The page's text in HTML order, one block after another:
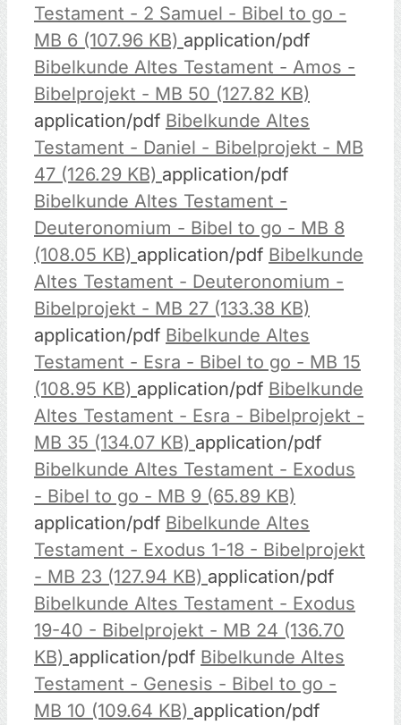
Testament - 2 Samuel - Bibel to go -
MB 6 (107.96 KB) application/pdf
Bibelkunde Altes Testament - Amos -
Bibelprojekt - MB 50 (127.82 KB)
application/pdf Bibelkunde Altes
Testament - Daniel - Bibelprojekt - MB
47 (126.29 KB) application/pdf
Bibelkunde Altes Testament -
Deuteronomium - Bibel to go - MB 8
(108.05 KB) application/pdf Bibelkunde
Altes Testament - Deuteronomium -
Bibelprojekt - MB 27 (133.38 KB)
application/pdf Bibelkunde Altes
Testament - Esra - Bibel to go - MB 15
(108.95 KB) application/pdf Bibelkunde
Altes Testament - Esra - Bibelprojekt -
MB 35 (134.07 KB) application/pdf
Bibelkunde Altes Testament - Exodus
- Bibel to go - MB 9 (65.89 KB)
application/pdf Bibelkunde Altes
Testament - Exodus 1-18 - Bibelprojekt
- MB 23 (127.94 KB) application/pdf
Bibelkunde Altes Testament - Exodus
19-40 - Bibelprojekt - MB 24 (136.70
KB) application/pdf Bibelkunde Altes
Testament - Genesis - Bibel to go -
MB 10 (109.64 KB) application/pdf